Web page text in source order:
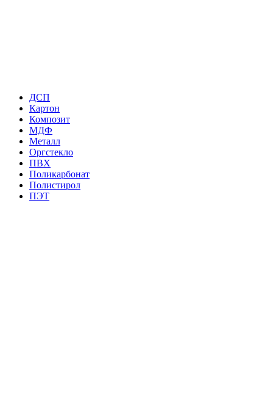
ДСП
Картон
Композит
МДФ
Металл
Оргстекло
ПВХ
Поликарбонат
Полистирол
ПЭТ